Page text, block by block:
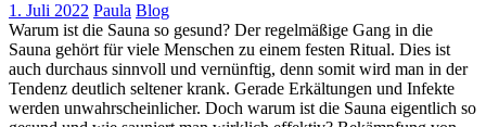
1. Juli 2022 Paula Blog
Warum ist die Sauna so gesund? Der regelmäßige Gang in die
Sauna gehört für viele Menschen zu einem festen Ritual. Dies ist
auch durchaus sinnvoll und vernünftig, denn somit wird man in der
Tendenz deutlich seltener krank. Gerade Erkältungen und Infekte
werden unwahrscheinlicher. Doch warum ist die Sauna eigentlich so